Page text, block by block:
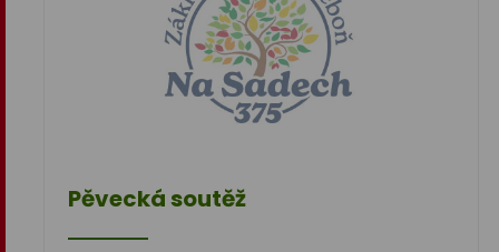
Pěvecká soutěž